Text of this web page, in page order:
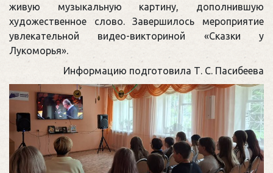
живую музыкальную картину, дополнившую
художественное слово. Завершилось мероприятие
увлекательной видео-викториной «Сказки у
Лукоморья».
Информацию подготовила Т. С. Пасибеева